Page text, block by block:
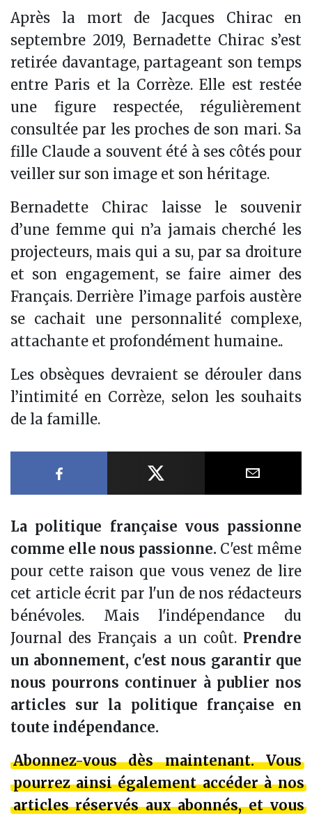
Après la mort de Jacques Chirac en
septembre 2019, Bernadette Chirac s’est
retirée davantage, partageant son temps
entre Paris et la Corrèze. Elle est restée
une figure respectée, régulièrement
consultée par les proches de son mari. Sa
fille Claude a souvent été à ses côtés pour
veiller sur son image et son héritage.
Bernadette Chirac laisse le souvenir
d’une femme qui n’a jamais cherché les
projecteurs, mais qui a su, par sa droiture
et son engagement, se faire aimer des
Français. Derrière l’image parfois austère
se cachait une personnalité complexe,
attachante et profondément humaine..
Les obsèques devraient se dérouler dans
l’intimité en Corrèze, selon les souhaits
de la famille.
Partager sur FacebookPartager sur X
La politique française vous passionne
comme elle nous passionne. C'est même
pour cette raison que vous venez de lire
cet article écrit par l'un de nos rédacteurs
bénévoles. Mais l'indépendance du
Journal des Français a un coût. Prendre
un abonnement, c'est nous garantir que
nous pourrons continuer à publier nos
articles sur la politique française en
toute indépendance.
Abonnez-vous dès maintenant. Vous
pourrez ainsi égalementaccéder à nos
articles réservés aux abonnés, et vous